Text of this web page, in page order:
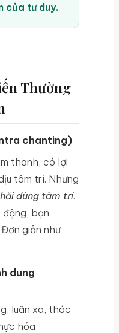
của tư duy.
Thường
chanting)
thanh, có lợi
tâm trí. Nhưng
dùng tâm trí.
bạn
giản như
dung
luân xa, thác
hóa